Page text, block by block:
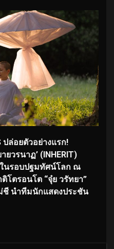
ปล่อยตัวอย่างแรก!
วรนาฏ’ (INHERIT)
นรอบปฐมทัศน์โลก ณ
โตรอนโต “จุ๋ย วรัทยา”
นำทีมนักแสดงประชัน